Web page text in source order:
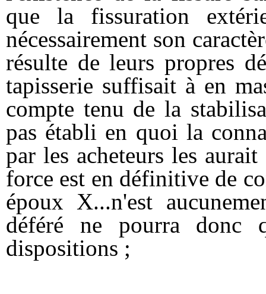
que la fissuration
nécessairement son
résulte de leurs propres
tapisserie suffisait à en
compte tenu de la
pas établi en quoi la
par les acheteurs les
force est en définitive de
époux X...n'est
déféré ne pourra donc
dispositions ;